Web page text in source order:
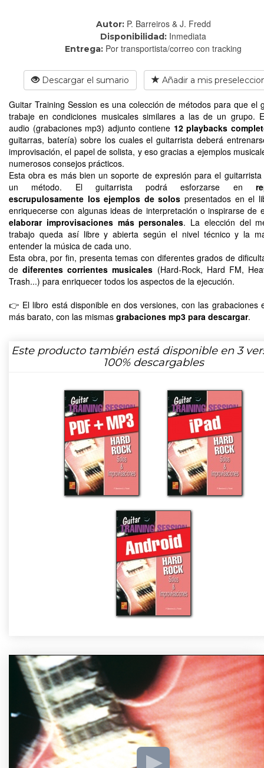
Autor: P. Barreiros & J. Fredd
Disponibilidad: Inmediata
Entrega: Por transportista/correo con tracking
Descargar el sumario Añadir a mis
Guitar Training Session es una colección de métodos para que el
trabaje en condiciones musicales similares a las de un grupo.
audio (grabaciones mp3) adjunto contiene 12 playbacks
guitarras, batería) sobre los cuales el guitarrista deberá
improvisación, el papel de solista, y eso gracias a ejemplos
numerosos consejos prácticos.
Esta obra es más bien un soporte de expresión para el
un método. El guitarrista podrá esforzarse en
escrupulosamente los ejemplos de solos presentados en el
enriquecerse con algunas ideas de interpretación o inspirarse de
elaborar improvisaciones más personales. La elección del
trabajo queda así libre y abierta según el nivel técnico y la
entender la música de cada uno.
Esta obra, por fin, presenta temas con diferentes grados de
dediferentes corrientes musicales (Hard-Rock, Hard FM,
Trash...) para enriquecer todos los aspectos de la ejecución.
👉 El libro está disponible en dos versiones, con las grabaciones
más barato, con las mismas grabaciones mp3 para descargar.
Este producto también está disponible en 3
100% descargables